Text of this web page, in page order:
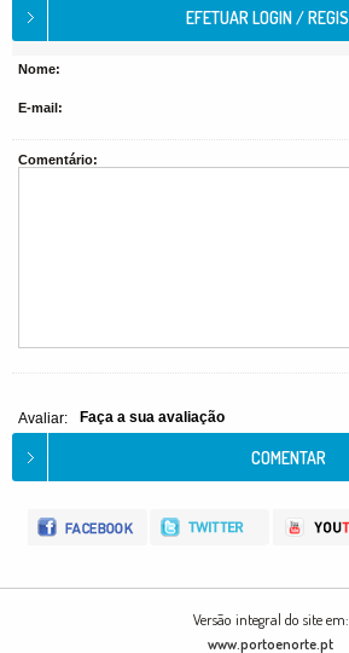
Nome:
E-mail:
Comentário:
Avaliar: Faça a sua avaliação
Versão integral do site em:
www.portoenorte.pt